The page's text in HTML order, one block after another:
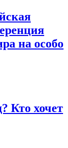
на особо
Кто хочет